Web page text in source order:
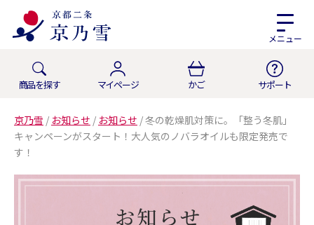
メニュー
商品を探す マイページ かご サポート
京乃雪 / お知らせ / お知らせ /冬の乾燥肌対策に。「整う冬肌」
キャンペーンがスタート！大人気のノバラオイルも限定発売で
す！